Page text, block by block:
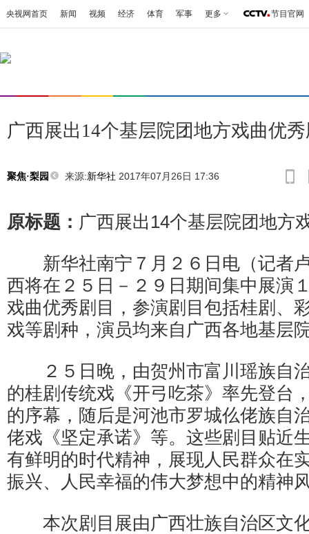
央视网首页 新闻 视频 经济 体育 军事 更多 节目官网
广西展出14个基层院团地方戏曲优
聚焦·梨园 来源:新华社 2017年07月26日 17:36
原标题： 广西展出14个基层院团地方
新华社南宁７月２６日电（记者
西将在２５日－２９日期间集中展演
戏曲优秀剧目，参演剧目包括桂剧、
戏等剧种，演员均来自广西各地基层
２５日晚，由贺州市富川瑶族自
的桂剧传统戏《开弓吃茶》率先登台
的序幕，随后是河池市罗城仫佬族自
佬戏《坚定承诺》等。这些剧目贴近
有鲜明的时代精神，展现人民群众在
振兴、人民幸福的伟大梦想中的精神
本次剧目展由广西壮族自治区文